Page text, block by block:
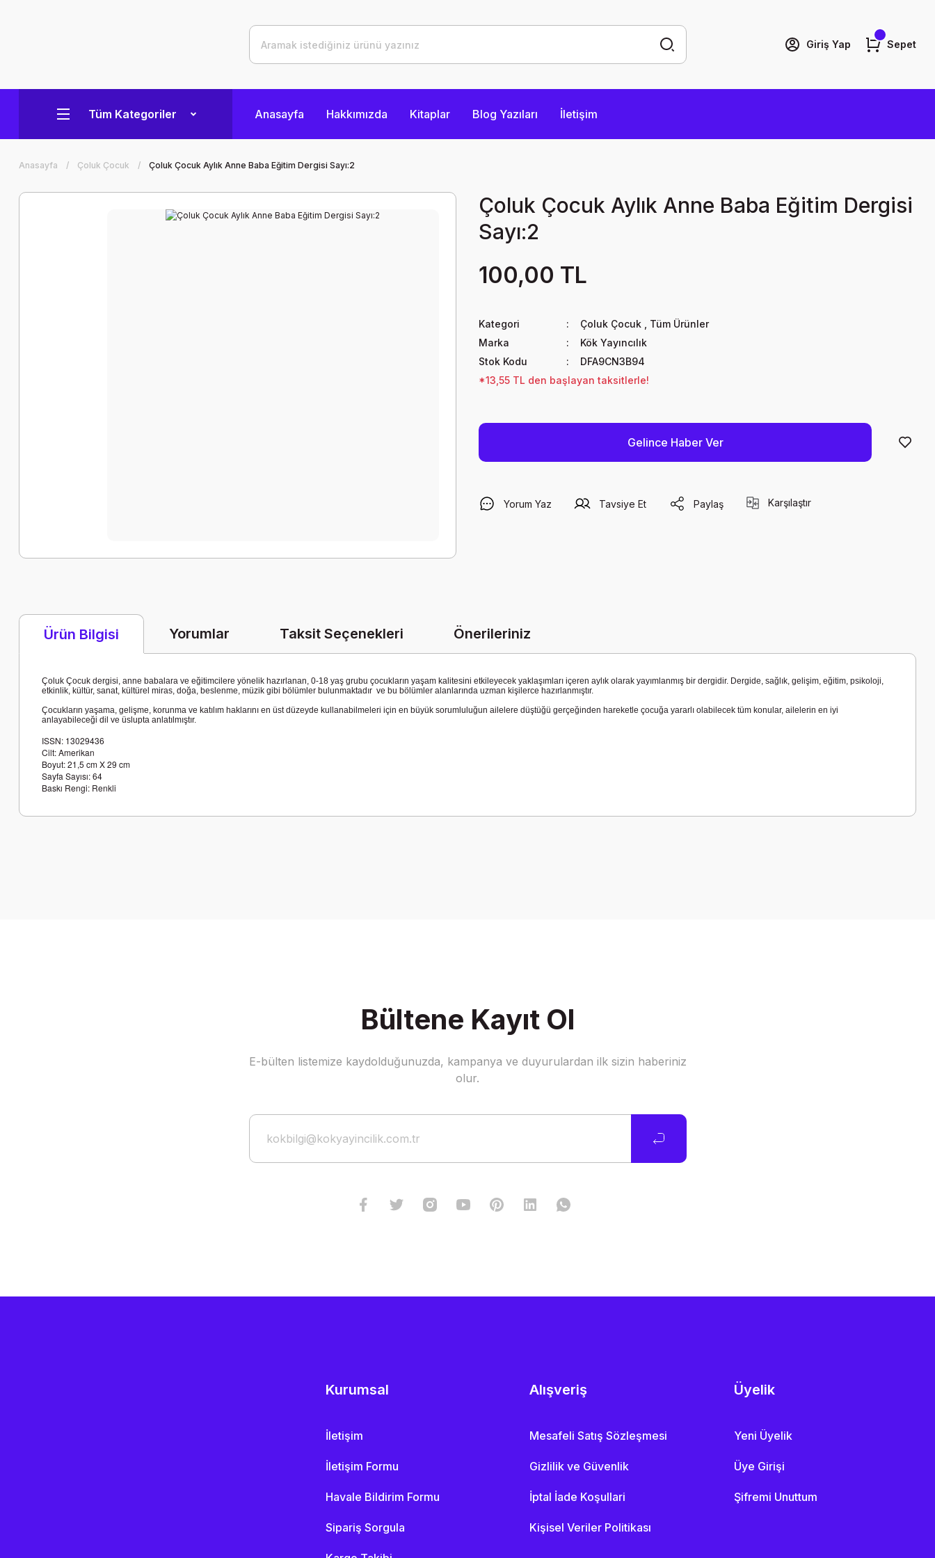
Giriş Yap Sepet
Tüm Kategoriler Anasayfa Hakkımızda Kitaplar Blog Yazıları İletişim
Anasayfa Çoluk Çocuk Çoluk Çocuk Aylık Anne Baba Eğitim Dergisi Sayı:2
Çoluk Çocuk Aylık Anne Baba Eğitim Dergisi
Sayı:2
100,00 TL
Kategori Çoluk Çocuk
Tüm Ürünler
Marka
Kök Yayıncılık
Stok Kodu
DFA9CN3B94
*13,55 TL den başlayan taksitlerle!
Gelince Haber Ver
Yorum Yaz Tavsiye Et Paylaş Karşılaştır
Ürün Bilgisi Yorumlar Taksit Seçenekleri Önerileriniz
Çoluk Çocuk dergisi, anne babalara ve eğitimcilere yönelik hazırlanan, 0-18 yaş grubu çocukların yaşam kalitesini etkileyecek yaklaşımları içeren aylık olarak yayımlanmış bir dergidir. Dergide, sağlık, gelişim, eğitim, psikoloji,
etkinlik, kültür, sanat, kültürel miras, doğa, beslenme, müzik gibi bölümler bulunmaktadır ve bu bölümler alanlarında uzman kişilerce hazırlanmıştır.
Çocukların yaşama, gelişme, korunma ve katılım haklarını en üst düzeyde kullanabilmeleri için en büyük sorumluluğun ailelere düştüğü gerçeğinden hareketle çocuğa yararlı olabilecek tüm konular, ailelerin en iyi
anlayabileceği dil ve üslupta anlatılmıştır.
ISSN: 13029436
Cilt: Amerikan
Boyut: 21,5 cm X 29 cm
Sayfa Sayısı: 64
Baskı Rengi: Renkli
Gönder
Bültene Kayıt Ol
E-bülten listemize kaydolduğunuzda, kampanya ve duyurulardan ilk sizin haberiniz
olur.
Kurumsal
İletişim
İletişim Formu
Havale Bildirim Formu
Sipariş Sorgula
Alışveriş
Mesafeli Satış Sözleşmesi
Gizlilik ve Güvenlik
İptal İade Koşullari
Kişisel Veriler Politikası
Üyelik
Yeni Üyelik
Üye Girişi
Şifremi Unuttum